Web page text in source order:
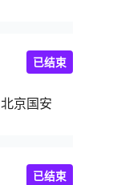
北京国安
已结束
已结束